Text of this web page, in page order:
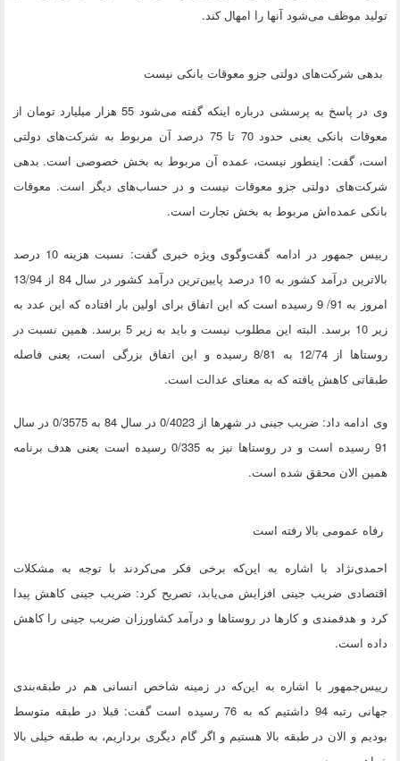
تولید موظف می‌شود آنها را امهال کند.
بدهی شرکت‌های دولتی جزو معوقات بانکی نیست
وی در پاسخ به پرسشی درباره اینکه گفته می‌شود 55 هزار میلیارد تومان از
معوقات بانکی یعنی حدود 70 تا 75 درصد آن مربوط به شرکت‌های دولتی
است، گفت: اینطور نیست، عمده آن مربوط به بخش خصوصی است. بدهی
شرکت‌های دولتی جزو معوقات نیست و در حساب‌های دیگر است. معوقات
بانکی عمده‌اش مربوط به بخش تجارت است.
رییس جمهور در ادامه گفت‌وگوی ویژه خبری گفت: نسبت هزینه 10 درصد
بالاترین درآمد کشور به 10 درصد پایین‌ترین درآمد کشور در سال 84 از 13/94
امروز به 91/ 9 رسیده است که این اتفاق برای اولین بار افتاده که این عدد به
زیر 10 برسد. البته این مطلوب نیست و باید به زیر 5 برسد. همین نسبت در
روستاها از 12/74 به 8/81 رسیده و این اتفاق بزرگی است، یعنی فاصله
طبقاتی کاهش یافته که به معنای عدالت است.
وی ادامه داد: ضریب جینی در شهرها از 0/4023 در سال 84 به 0/3575 در سال
91 رسیده است و در روستاها نیز به 0/335 رسیده است یعنی هدف برنامه
همین الان محقق شده است.
رفاه عمومی بالا رفته است
احمدی‌نژاد با اشاره به این‌که برخی فکر می‌کردند با توجه به مشکلات
اقتصادی ضریب جینی افزایش می‌یابد، تصریح کرد: ضریب جینی کاهش پیدا
کرد و هدفمندی و کارها در روستاها و درآمد کشاورزان ضریب جینی را کاهش
داده است.
رییس‌جمهور با اشاره به این‌که در زمینه شاخص انسانی هم در طبقه‌بندی
جهانی رتبه 94 داشتیم که به 76 رسیده است گفت: قبلا در طبقه متوسط
بودیم و الان در طبقه بالا هستیم و اگر گام دیگری برداریم، به طبقه خیلی بالا